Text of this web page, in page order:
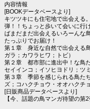
内容情報
[BOOKデータベースより]
キツツキにも住宅地で出会える
弾！！ちょっと歩いて会いに行
ばまだまだ出会えるいろーんな
たっぷりでお届け！
第１章 身近な自然で出会える
ガラ；カワラヒワ；トビ）
第２章 都市部に進出中！な鳥
セイインコ；イソヒヨドリ；ツ
第３章 季節を感じられる鳥た
ズ；コハクチョウ・オオハクチ
[日販商品データベースより]
【今、話題の鳥マンガ待望の第2